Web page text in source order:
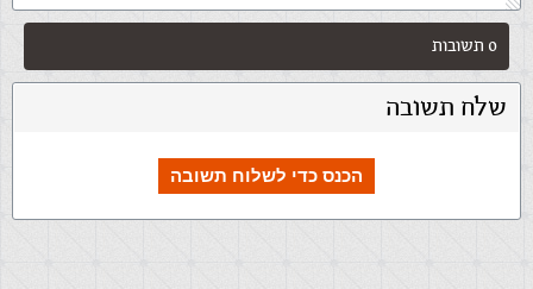
0 תשובות
שלח תשובה
הכנס כדי לשלוח תשובה